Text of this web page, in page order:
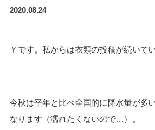
2020.08.24
Ｙです。私からは衣類の投稿が続いて
今秋は平年と比べ全国的に降水量が多
なります（濡れたくないので…）。